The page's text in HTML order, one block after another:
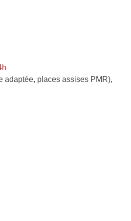
adaptée, places assises PMR),